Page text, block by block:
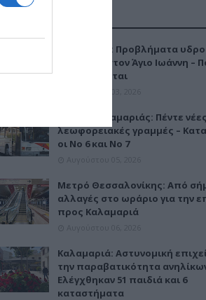
Καλαμαριά: Προβλήματα
την Τρίτη στον Άγιο Ιωάννη –
επηρεάζονται
Μετρό Καλαμαριάς: Πέντε νέες
λεωφορειακές γραμμές –
οι Νο 6 και Νο 7
Μετρό Θεσσαλονίκης: Από
αλλαγές στο ωράριο για την
προς Καλαμαριά
Καλαμαριά: Αστυνομική
την παραβατικότητα
Ελέγχθηκαν 51 παιδιά και 6
καταστήματα